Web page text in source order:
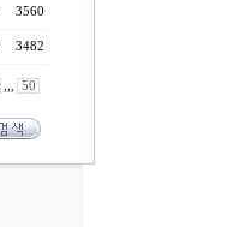
3560
3482
,,, 50